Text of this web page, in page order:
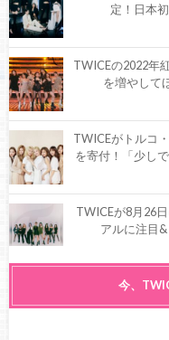
定！日本
TWICEの2022年
を増やして
TWICEがトルコ
を寄付！「少し
TWICEが8月26
アルに注目
TWICE 祝デビ
念日！メン
今、